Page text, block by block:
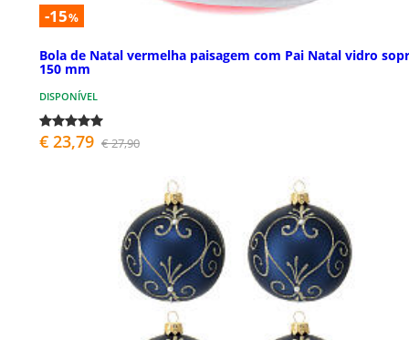
-15%
Bola de Natal vermelha paisagem com Pai Natal vidro
150 mm
DISPONÍVEL
€ 23,79 € 27,90